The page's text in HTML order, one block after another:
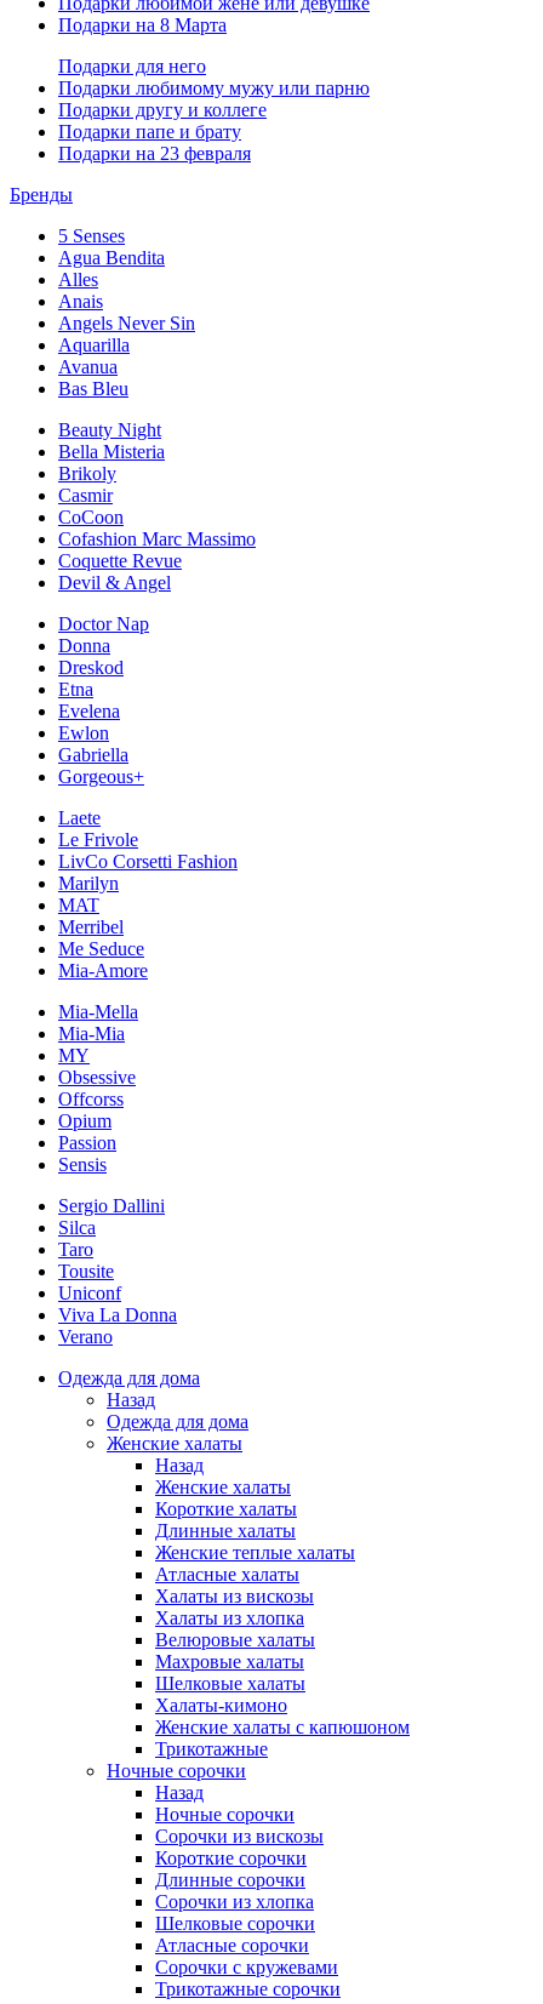
Подарки на 8 Марта
Подарки для него
Подарки любимому мужу или парню
Подарки другу и коллеге
Подарки папе и брату
Подарки на 23 февраля
Бренды
5 Senses
Agua Bendita
Alles
Anais
Angels Never Sin
Aquarilla
Avanua
Bas Bleu
Beauty Night
Bella Misteria
Brikoly
Casmir
CoCoon
Cofashion Marc Massimo
Coquette Revue
Devil & Angel
Doctor Nap
Donna
Dreskod
Etna
Evelena
Ewlon
Gabriella
Gorgeous+
Laete
Le Frivole
LivCo Corsetti Fashion
Marilyn
MAT
Merribel
Me Seduce
Mia-Amore
Mia-Mella
Mia-Mia
MY
Obsessive
Offcorss
Opium
Passion
Sensis
Sergio Dallini
Silca
Taro
Tousite
Uniconf
Viva La Donna
Verano
Одежда для дома
Назад
Одежда для дома
Женские халаты
Назад
Женские халаты
Короткие халаты
Длинные халаты
Женские теплые халаты
Атласные халаты
Халаты из вискозы
Халаты из хлопка
Велюровые халаты
Махровые халаты
Шелковые халаты
Халаты-кимоно
Женские халаты с капюшоном
Трикотажные
Ночные сорочки
Назад
Ночные сорочки
Сорочки из вискозы
Короткие сорочки
Длинные сорочки
Сорочки из хлопка
Шелковые сорочки
Атласные сорочки
Сорочки с кружевами
Трикотажные сорочки